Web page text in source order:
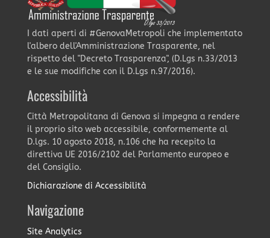
I dati aperti di #GenovaMetropoli che implementato
l'albero dell'Amministrazione Trasparente, nel
rispetto del "Decreto Trasparenza", (D.Lgs n.33/2013
e le sue modifiche con il D.Lgs n.97/2016).
Accessibilità
Città Metropolitana di Genova si impegna a rendere
il proprio sito web accessibile, conformemente al
D.lgs. 10 agosto 2018, n.106 che ha recepito la
direttiva UE 2016/2102 del Parlamento europeo e
del Consiglio.
Dichiarazione di Accessibilità
Navigazione
Site Analytics